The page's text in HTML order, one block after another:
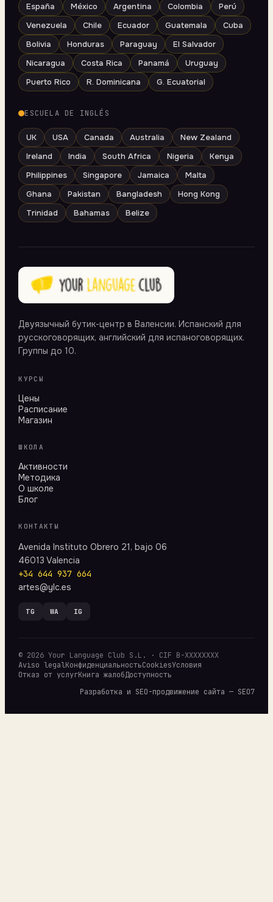
España México Argentina Colombia
Perú
Venezuela
Chile Ecuador Guatemala
Cuba
Bolivia
Honduras Paraguay
El Salvador
Nicaragua
Costa Rica Panamá
Uruguay
Puerto Rico
R. Dominicana G. Ecuatorial
ESCUELA DE INGLÉS
UK USA Canada Australia
New Zealand
Ireland
India South Africa Nigeria
Kenya
Philippines
Singapore Jamaica
Malta
Ghana
Pakistan Bangladesh
Hong Kong
Trinidad
Bahamas Belize
Двуязычный бутик-центр в Валенсии. Испанский для
русскоговорящих, английский для испаноговорящих.
Группы до 10.
КУРСЫ
Цены
Расписание
Магазин
ШКОЛА
Активности
Методика
О школе
Блог
КОНТАКТЫ
Avenida Instituto Obrero 21, bajo 06
46013 Valencia
+34 644 937 664
artes@ylc.es
TG WA IG
© 2026 Your Language Club S.L. · CIF B-XXXXXXXX
Aviso legalКонфиденциальностьCookiesУсловия
Отказ от услугКнига жалобДоступность
Разработка и SEO-продвижение сайта — SEO7